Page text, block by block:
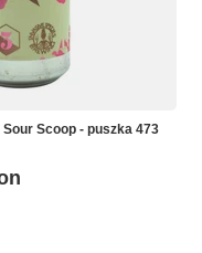
Scoop - puszka 473